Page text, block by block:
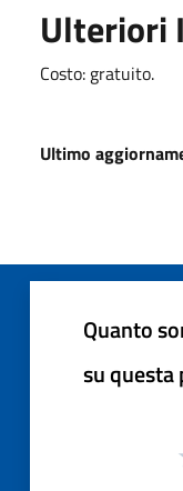
Ulteriori
Costo: gratuito.
Ultimo
Quanto
su questa